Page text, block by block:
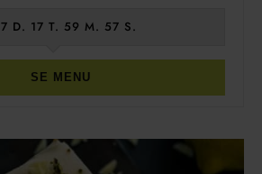
7 D. 17 T. 59 M. 56 S.
SE MENU